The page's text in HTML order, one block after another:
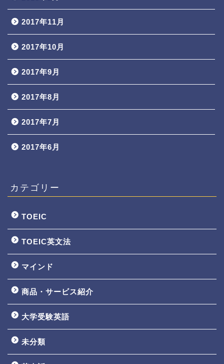
2017年11月
2017年10月
2017年9月
2017年8月
2017年7月
2017年6月
カテゴリー
TOEIC
TOEIC英文法
マインド
商品・サービス紹介
大学受験英語
未分類
TOEIC3ヵ月で800点講座